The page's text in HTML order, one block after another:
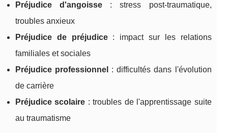
Préjudice d'angoisse : stress post-traumatique,
troubles anxieux
Préjudice de préjudice: impact sur les relations
familiales et sociales
Préjudice professionnel
: difficultés dans l'évolution
de carrière
Préjudice scolaire : troubles de l'apprentissage suite
au traumatisme